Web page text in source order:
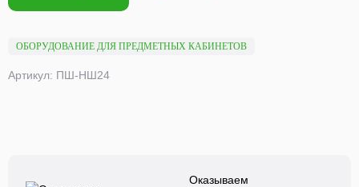
ОБОРУДОВАНИЕ ДЛЯ ПРЕДМЕТНЫХ КАБИНЕТОВ
Артикул: ПШ-НШ24
Оказываем